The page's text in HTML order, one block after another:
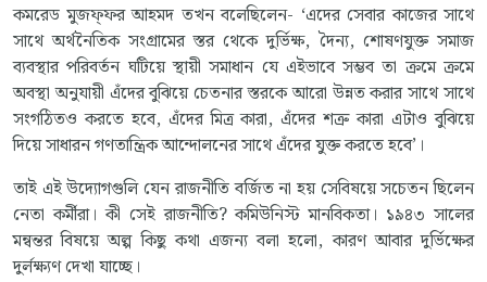
কমরেড মুজফ্‌ফর আহমদ তখন বলেছিলেন- ‘এদের সেবার কাজের সাথে
সাথে অর্থনৈতিক সংগ্রামের স্তর থেকে দুর্ভিক্ষ, দৈন্য, শোষণযুক্ত সমাজ
ব্যবস্থার পরিবর্তন ঘটিয়ে স্থায়ী সমাধান যে এইভাবে সম্ভব তা ক্রমে ক্রমে
অবস্থা অনুযায়ী এঁদের বুঝিয়ে চেতনার স্তরকে আরো উন্নত করার সাথে সাথে
সংগঠিতও করতে হবে, এঁদের মিত্র কারা, এঁদের শত্রু কারা এটাও বুঝিয়ে
দিয়ে সাধারন গণতান্ত্রিক আন্দোলনের সাথে এঁদের যুক্ত করতে হবে’।
তাই এই উদ্যোগগুলি যেন রাজনীতি বর্জিত না হয় সেবিষয়ে সচেতন ছিলেন
নেতা কর্মীরা। কী সেই রাজনীতি? কমিউনিস্ট মানবিকতা। ১৯৪৩ সালের
মন্বন্তর বিষয়ে অল্প কিছু কথা এজন্য বলা হলো, কারণ আবার দুর্ভিক্ষের
দুর্লক্ষ্যণ দেখা যাচ্ছে।